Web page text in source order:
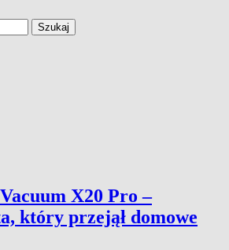
X20 Pro –
który przejął domowe